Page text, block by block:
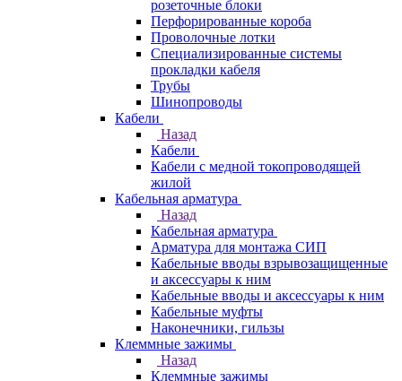
розеточные блоки
Перфорированные короба
Проволочные лотки
Специализированные системы
прокладки кабеля
Трубы
Шинопроводы
Кабели
Назад
Кабели
Кабели с медной токопроводящей
жилой
Кабельная арматура
Назад
Кабельная арматура
Арматура для монтажа СИП
Кабельные вводы взрывозащищенные
и аксессуары к ним
Кабельные вводы и аксессуары к ним
Кабельные муфты
Наконечники, гильзы
Клеммные зажимы
Назад
Клеммные зажимы